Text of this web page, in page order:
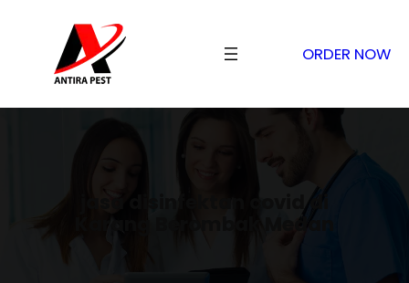
ORDER NOW
jasa disinfektan covid di
Karang Berombak Medan